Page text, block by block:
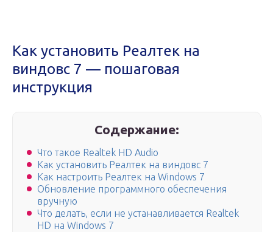
Как установить Реалтек на
виндовс 7 — пошаговая
инструкция
Содержание:
Что такое Realtek HD Audio
Как установить Реалтек на виндовс 7
Как настроить Реалтек на Windows 7
Обновление программного обеспечения
вручную
Что делать, если не устанавливается Realtek
HD на Windows 7